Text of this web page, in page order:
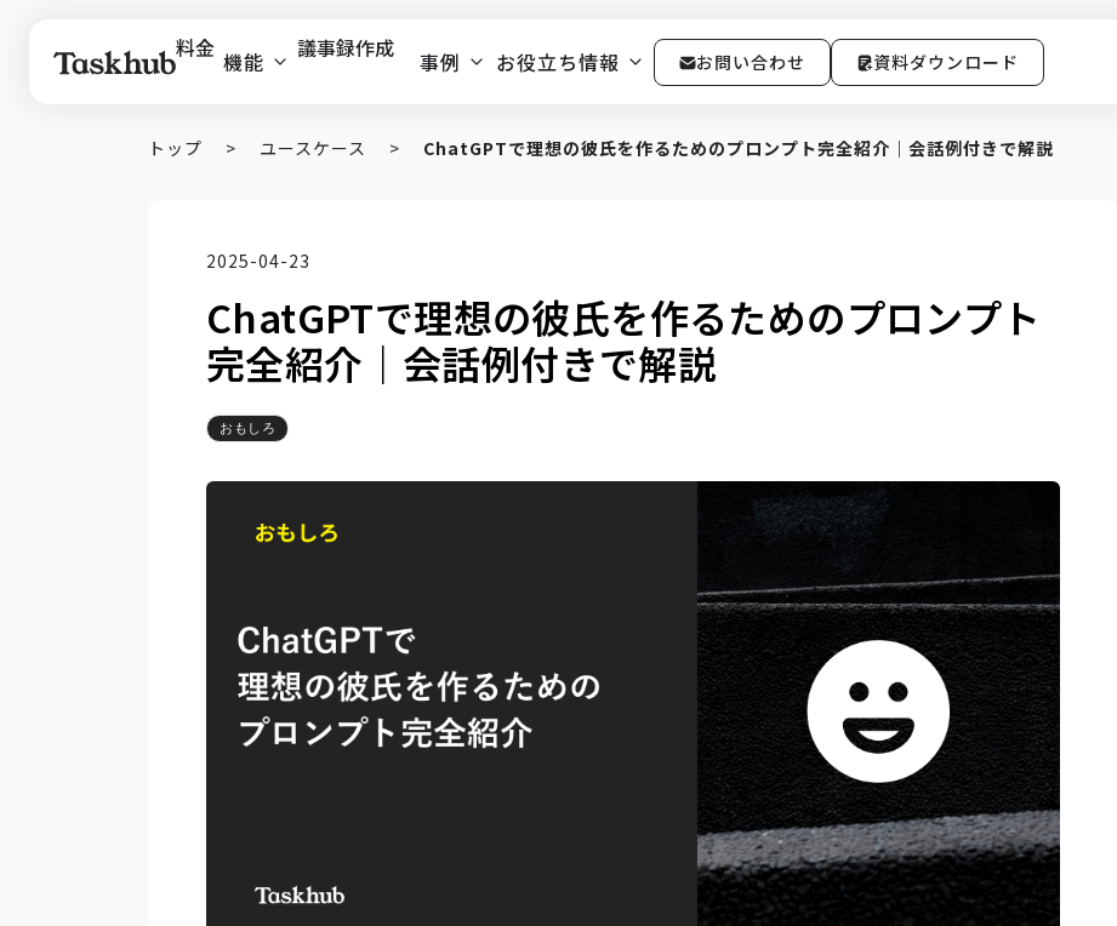
料金 機能 議事録作成 事例 お役立ち情報 お問い合わせ 資料ダウンロード
トップ > ユースケース > ChatGPTで理想の彼氏を作るためのプロンプト完全紹介｜会話例付きで解説
2025-04-23
ChatGPTで理想の彼氏を作るためのプロンプト
完全紹介｜会話例付きで解説
おもしろ